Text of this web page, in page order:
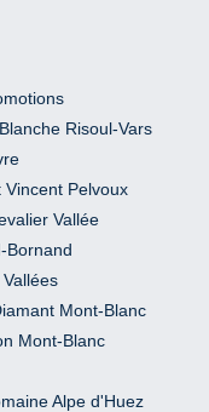
Risoul-Vars
Vincent Pelvoux
Vallée
Bornand
Mont-Blanc
Mont-Blanc
Alpe d'Huez